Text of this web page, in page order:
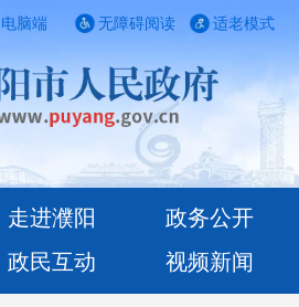
电脑端 适老模式
无障碍阅读
走进濮阳
政务公开
政民互动 视频新闻